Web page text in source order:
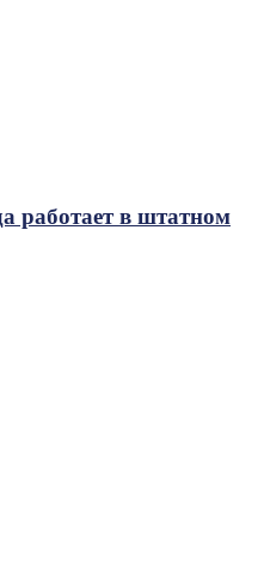
работает в штатном